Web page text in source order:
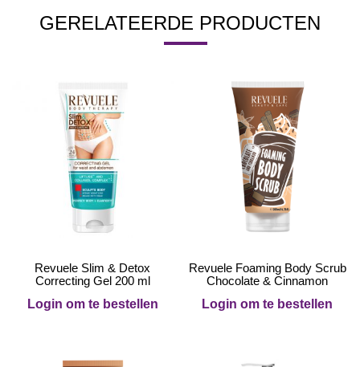
GERELATEERDE PRODUCTEN
Revuele Slim & Detox
Correcting Gel 200 ml
Login om te bestellen
Revuele Foaming Body Scrub
Chocolate & Cinnamon
Login om te bestellen